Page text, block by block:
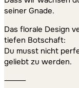
seiner Gnade.
Das florale Design
tiefen Botschaft:
Du musst nicht
geliebt zu werden.
⸻